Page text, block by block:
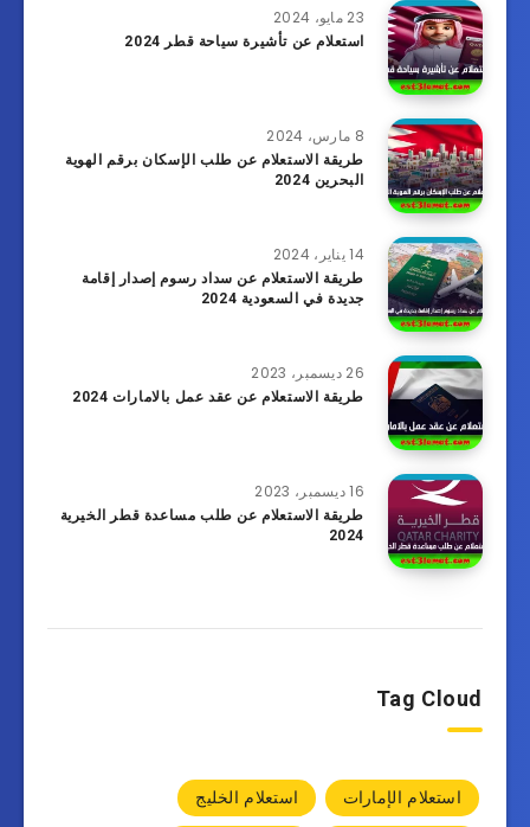
23 مايو، 2024
استعلام عن تأشيرة سياحة قطر 2024
8 مارس، 2024
طريقة الاستعلام عن طلب الإسكان برقم الهوية
البحرين 2024
14 يناير، 2024
طريقة الاستعلام عن سداد رسوم إصدار إقامة
جديدة في السعودية 2024
26 ديسمبر، 2023
طريقة الاستعلام عن عقد عمل بالامارات 2024
16 ديسمبر، 2023
طريقة الاستعلام عن طلب مساعدة قطر الخيرية
2024
Tag Cloud
استعلام الإمارات
استعلام الخليج